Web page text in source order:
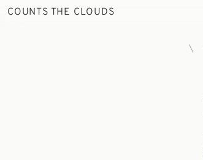
COUNTS THE CLOUDS